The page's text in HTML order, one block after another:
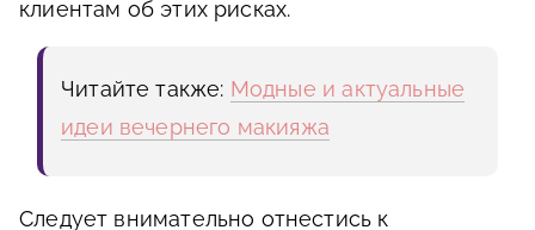
клиентам об этих рисках.
Читайте также: Модные и актуальные
идеи вечернего макияжа
Следует внимательно отнестись к